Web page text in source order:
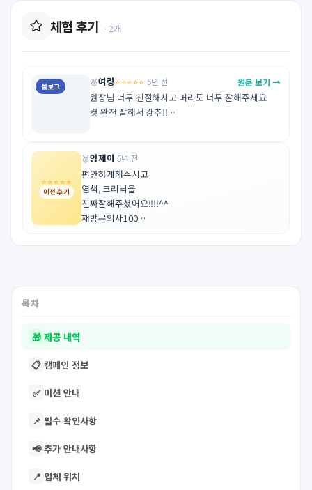
체험 후기 · 2개
블로그 🥉여링⭐⭐⭐⭐⭐·5년 전 원문 보기 →
원장님 너무 친절하시고 머리도 너무 잘해주세요
컷 완전 잘해서 강추!!
468
⭐⭐⭐⭐⭐
이전 후기
🥈잉제이·5년 전
편안하게해주시고
염색, 크리닉을
진짜잘해주셨어요!!!!^^
재방문의사100
목차
🎁 제공 내역
📋 캠페인 정보
✅ 미션 안내
📌 필수 확인사항
📢 추가 안내사항
📍 업체 위치